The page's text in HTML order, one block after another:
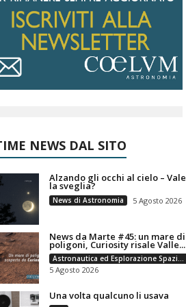
NEWS DAL SITO
Alzando gli occhi al cielo – Vale
la sveglia?
News di Astronomia 5 Agosto 2026
News da Marte #45: un mare di
poligoni, Curiosity risale Valle...
Astronautica ed Esplorazione Spaziale
5 Agosto 2026
Una volta qualcuno li usava